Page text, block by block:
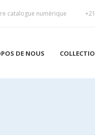
catalogue numérique
DE NOUS